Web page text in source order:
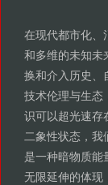
在现代都市化、
和多维的未知未
换和介入历史、
技术伦理与生态
识可以超光速存
二象性状态，我
是一种暗物质能
无限延伸的体现